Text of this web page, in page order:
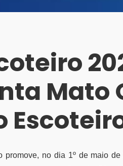
Mato
promove, no dia 1º de maio